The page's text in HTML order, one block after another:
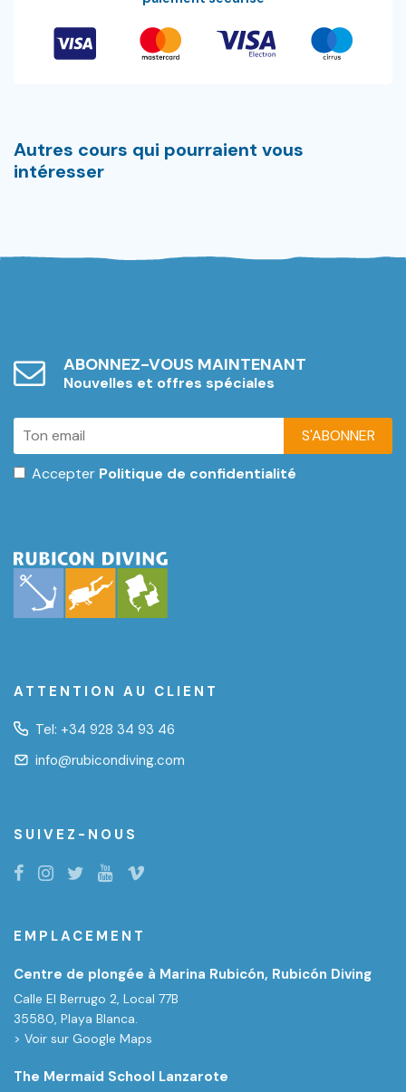
Autres cours qui pourraient vous
intéresser
ABONNEZ-VOUS MAINTENANT
Nouvelles et offres spéciales
S'ABONNER
Accepter Politique de confidentialité
ATTENTION AU CLIENT
Tel: +34 928 34 93 46
info@rubicondiving.com
SUIVEZ-NOUS
EMPLACEMENT
Centre de plongée à Marina Rubicón, Rubicón Diving
Calle El Berrugo 2, Local 77B
35580, Playa Blanca.
> Voir sur Google Maps
The Mermaid School Lanzarote